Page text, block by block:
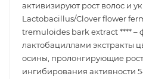
активизируют рост волос и
Lactobacillus/Clover flower
tremuloides bark extract ****
лактобациллами экстракты
осины, пролонгирующие рост
ингибирования активности